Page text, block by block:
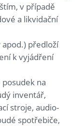
v případě
a likvidační
předloží
k vyjádření
na
inventář,
stroje, audio-
spotřebiče,